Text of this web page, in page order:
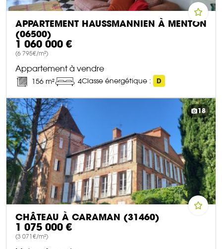
APPARTEMENT HAUSSMANNIEN À MENTON
(06500)
1 060 000 €
(6 795€/m²)
Appartement à vendre
156 m² 4Classe énergétique : D
DÉCOUVRIR CE BIEN
18
CHÂTEAU À CARAMAN (31460)
1 075 000 €
(3 071€/m²)